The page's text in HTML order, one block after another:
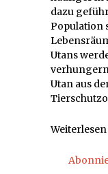
dazu
Population
Utans
Utan aus